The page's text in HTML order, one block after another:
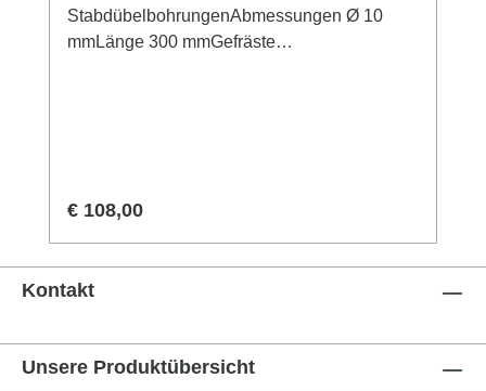
StabdübelbohrungenAbmessungen Ø 10
mmLänge 300 mmGefräste
Regulärer Preis:
€ 108,00
Kontakt
Unsere Produktübersicht